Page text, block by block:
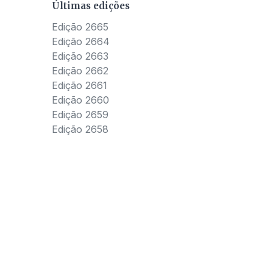
Últimas edições
Edição 2665
Edição 2664
Edição 2663
Edição 2662
Edição 2661
Edição 2660
Edição 2659
Edição 2658